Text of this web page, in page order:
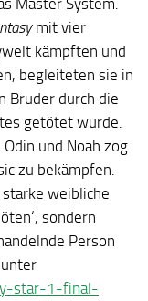
mit vier
kämpften und
begleiteten sie in
Bruder durch die
getötet wurde.
und Noah zog
zu bekämpfen.
weibliche
sondern
Person
star-1-final-